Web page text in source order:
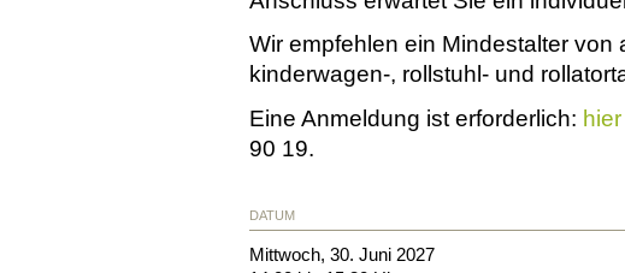
Wir empfehlen ein Mindestalter
kinderwagen-, rollstuhl- und
Eine Anmeldung ist erforderlich:
90 19.
DATUM
Mittwoch, 30. Juni 2027